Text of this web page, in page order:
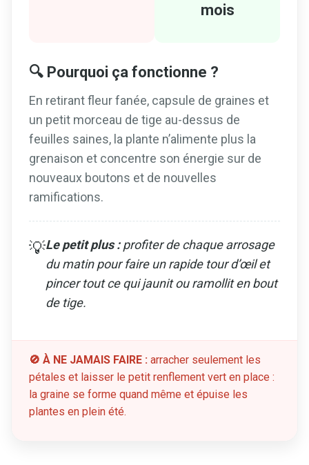
mois
🔍 Pourquoi ça fonctionne ?
En retirant fleur fanée, capsule de graines et
un petit morceau de tige au-dessus de
feuilles saines, la plante n’alimente plus la
grenaison et concentre son énergie sur de
nouveaux boutons et de nouvelles
ramifications.
💡Le petit plus :profiter de chaque arrosage
du matin pour faire un rapide tour d’œil et
pincer tout ce qui jaunit ou ramollit en bout
de tige.
🚫 À NE JAMAIS FAIRE : arracher seulement les
pétales et laisser le petit renflement vert en place :
la graine se forme quand même et épuise les
plantes en plein été.